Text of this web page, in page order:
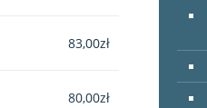
83,00zł
80,00zł